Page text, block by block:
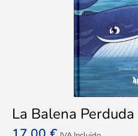
La Balena Perduda